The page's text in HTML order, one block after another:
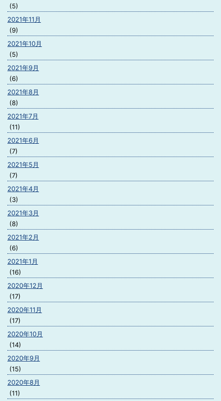
(5)
2021年11月
(9)
2021年10月
(5)
2021年9月
(6)
2021年8月
(8)
2021年7月
(11)
2021年6月
(7)
2021年5月
(7)
2021年4月
(3)
2021年3月
(8)
2021年2月
(6)
2021年1月
(16)
2020年12月
(17)
2020年11月
(17)
2020年10月
(14)
2020年9月
(15)
2020年8月
(11)